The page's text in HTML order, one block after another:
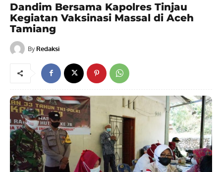
Dandim Bersama Kapolres Tinjau
Kegiatan Vaksinasi Massal di Aceh
Tamiang
By Redaksi